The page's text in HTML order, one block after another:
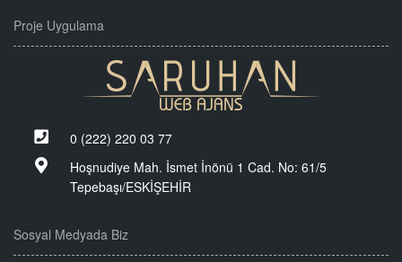
Proje Uygulama
0 (222) 220 03 77
Hoşnudiye Mah. İsmet İnönü 1 Cad. No: 61/5
Tepebaşı/ESKİŞEHİR
Sosyal Medyada Biz